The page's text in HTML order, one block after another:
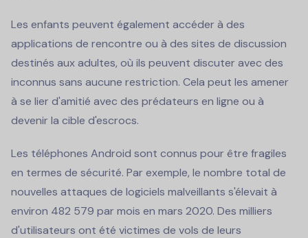
Les enfants peuvent également accéder à des
applications de rencontre ou à des sites de discussion
destinés aux adultes, où ils peuvent discuter avec des
inconnus sans aucune restriction. Cela peut les amener
à se lier d'amitié avec des prédateurs en ligne ou à
devenir la cible d'escrocs.
Les téléphones Android sont connus pour être fragiles
en termes de sécurité. Par exemple, le nombre total de
nouvelles attaques de logiciels malveillants s'élevait à
environ 482 579 par mois en mars 2020. Des milliers
d'utilisateurs ont été victimes de vols de leurs